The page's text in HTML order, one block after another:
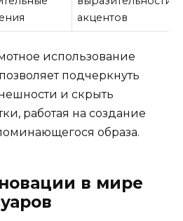
акцентов
использование
подчеркнуть
и скрыть
работая на создание
образа.
в мире